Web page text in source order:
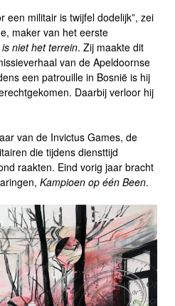
een militair is twijfel dodelijk”, zei
maker van het eerste
niet het terrein. Zij maakte dit
van de Apeldoornse
een patrouille in Bosnië is hij
Daarbij verloor hij
van de Invictus Games, de
die tijdens diensttijd
raakten. Eind vorig jaar bracht
Kampioen op één Been.